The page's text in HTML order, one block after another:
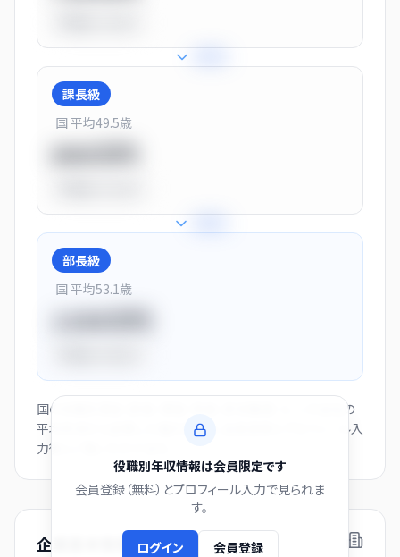
課長級
国 平均49.5歳
部長級
国 平均53.1歳
役職別年収情報は会員限定です
会員登録（無料）とプロフィール入力で見られま
す。
ログイン 会員登録
国の役職別賃金（部長・課長・係長・非役職者）と、この会社の
平均年収から逆算した推計値です。会員登録とプロフィール入
力後にご覧いただけます。
企業基本情報